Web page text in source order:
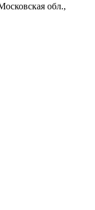
обл.,